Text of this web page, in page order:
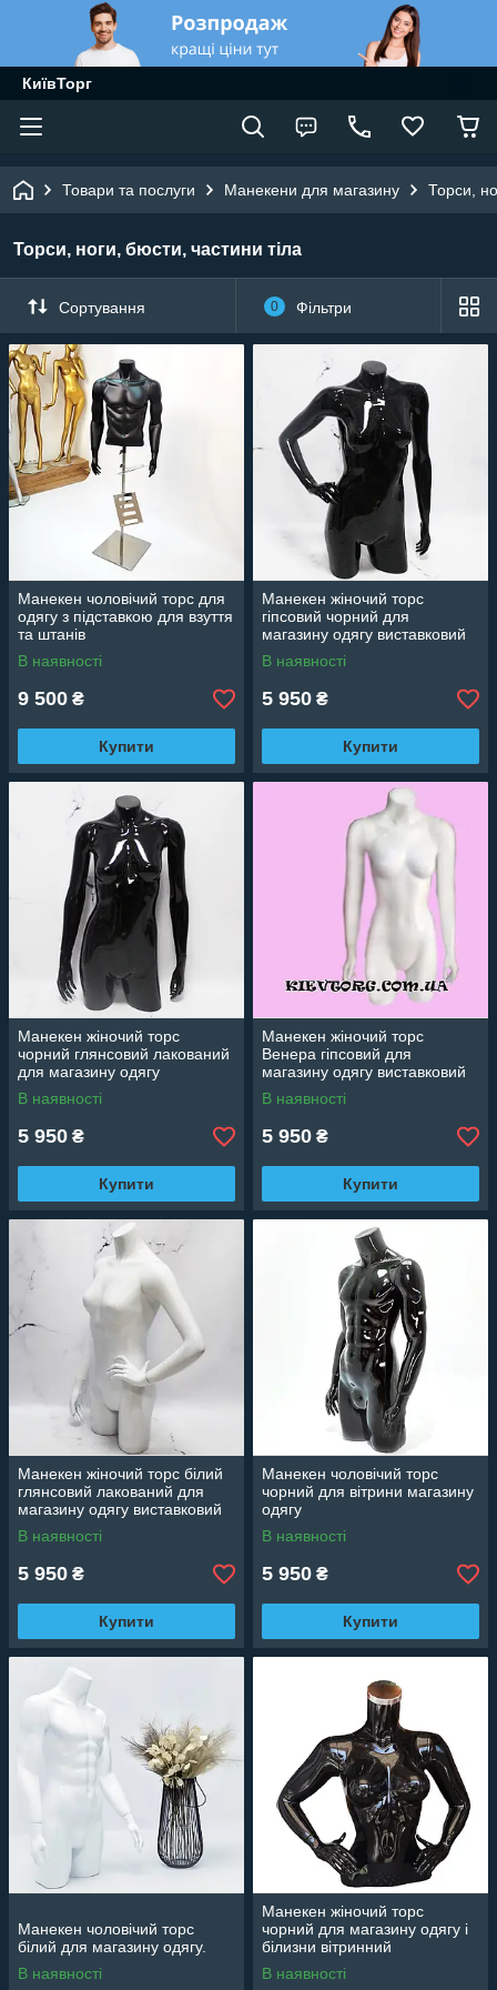
КиївТорг
Товари та послуги Манекени для магазину Торси,
Торси, ноги, бюсти, частини тіла
Сортування 0 Фільтри
Манекен чоловічий торс для
одягу з підставкою для взуття
та штанів
В наявності
9 500 ₴
Купити
Манекен жіночий торс
гіпсовий чорний для
магазину одягу виставковий
В наявності
5 950 ₴
Купити
Манекен жіночий торс
чорний глянсовий лакований
для магазину одягу
ударостійкий
В наявності
5 950 ₴
Купити
Манекен жіночий торс
Венера гіпсовий для
магазину одягу виставковий
В наявності
5 950 ₴
Купити
Манекен жіночий торс білий
глянсовий лакований для
магазину одягу виставковий
В наявності
5 950 ₴
Купити
Манекен чоловічий торс
чорний для вітрини магазину
одягу
В наявності
5 950 ₴
Купити
Манекен чоловічий торс
білий для магазину одягу.
В наявності
Манекен жіночий торс
чорний для магазину одягу і
білизни вітринний
В наявності